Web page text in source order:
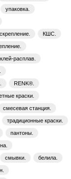
упаковка.
КШС.
расплав.
RENK®.
краски.
смесевая станция.
традиционные краски.
пантоны.
смывки. белила.